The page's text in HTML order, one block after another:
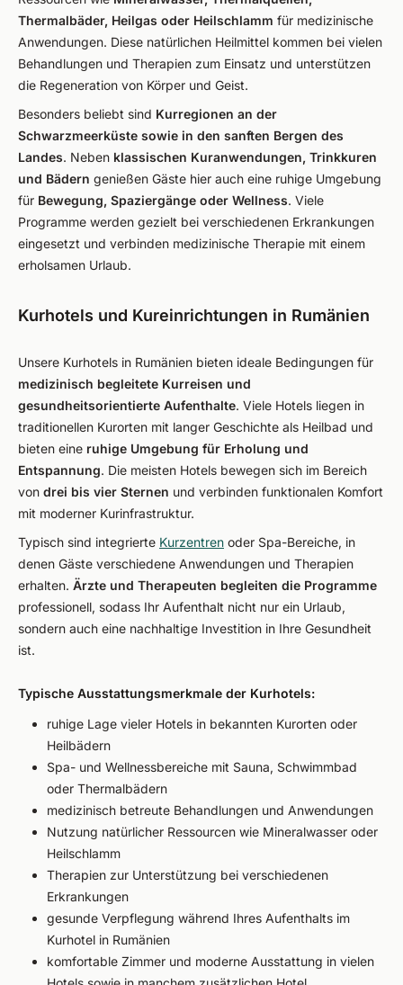
Thermalbäder, Heilgas oder Heilschlamm für medizinische
Anwendungen. Diese natürlichen Heilmittel kommen bei vielen
Behandlungen und Therapien zum Einsatz und unterstützen
die Regeneration von Körper und Geist.
Besonders beliebt sind Kurregionen an der
Schwarzmeerküste sowie in den sanften Bergen des
Landes. Neben klassischen Kuranwendungen, Trinkkuren
und Bädern genießen Gäste hier auch eine ruhige Umgebung
für Bewegung, Spaziergänge oder Wellness. Viele
Programme werden gezielt bei verschiedenen Erkrankungen
eingesetzt und verbinden medizinische Therapie mit einem
erholsamen Urlaub.
Kurhotels und Kureinrichtungen in Rumänien
Unsere Kurhotels in Rumänien bieten ideale Bedingungen für
medizinisch begleitete Kurreisen und
gesundheitsorientierte Aufenthalte. Viele Hotels liegen in
traditionellen Kurorten mit langer Geschichte als Heilbad und
bieten eine ruhige Umgebung für Erholung und
Entspannung. Die meisten Hotels bewegen sich im Bereich
von drei bis vier Sternen und verbinden funktionalen Komfort
mit moderner Kurinfrastruktur.
Typisch sind integrierte Kurzentren oder Spa-Bereiche, in
denen Gäste verschiedene Anwendungen und Therapien
erhalten. Ärzte und Therapeuten begleiten die Programme
professionell, sodass Ihr Aufenthalt nicht nur ein Urlaub,
sondern auch eine nachhaltige Investition in Ihre Gesundheit
ist.
Typische Ausstattungsmerkmale der Kurhotels:
ruhige Lage vieler Hotels in bekannten Kurorten oder
Heilbädern
Spa- und Wellnessbereiche mit Sauna, Schwimmbad
oder Thermalbädern
medizinisch betreute Behandlungen und Anwendungen
Nutzung natürlicher Ressourcen wie Mineralwasser oder
Heilschlamm
Therapien zur Unterstützung bei verschiedenen
Erkrankungen
gesunde Verpflegung während Ihres Aufenthalts im
Kurhotel in Rumänien
komfortable Zimmer und moderne Ausstattung in vielen